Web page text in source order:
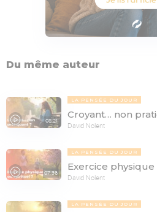
Du même auteur
08:21
LA PENSÉE DU JOUR
Croyant… non
David Nolent
07:36
LA PENSÉE DU JOUR
Exercice
David Nolent
LA PENSÉE DU JOUR